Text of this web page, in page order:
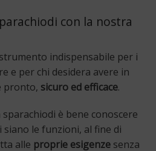
con la nostra
indispensabile per i
e per chi desidera avere in
pronto, sicuro ed efficace.
è bene conoscere
le funzioni, al fine di
alle proprie esigenze senza